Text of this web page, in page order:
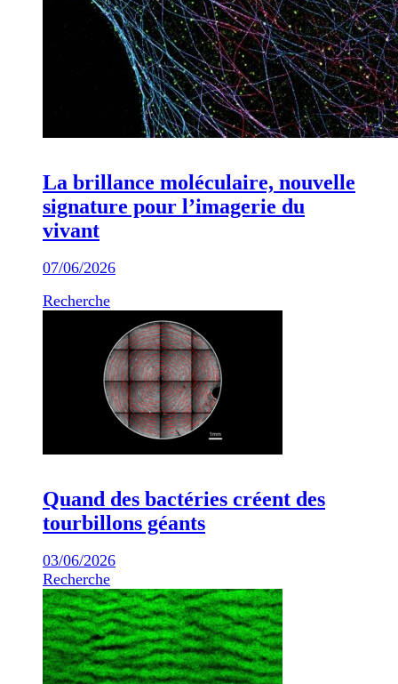
La brillance moléculaire, nouvelle
signature pour l’imagerie du
vivant
07/06/2026
Recherche
Quand des bactéries créent des
tourbillons géants
03/06/2026
Recherche